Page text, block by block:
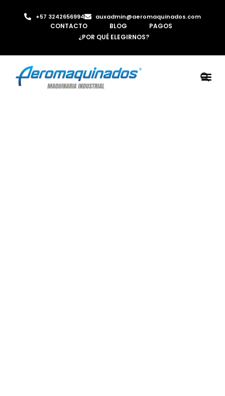
+57 3242656994 auxadmin@aeromaquinados.com
CONTACTO BLOG
PAGOS
¿POR QUÉ ELEGIRNOS?